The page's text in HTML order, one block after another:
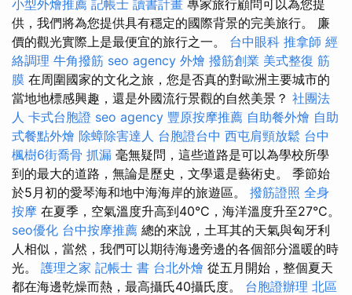
小型外燴推薦 記帳士 讀書計畫 專家旅行顧問可以為您提
供，我們將為您提供具有穩定的國際背景的完美旅行。 廉
價的觀光實際上是最便宜的旅行之一。 台中眼科 推拿師 經
絡調理 牛角撥筋 seo agency 外燴 撥筋創業 美式整復 筋
膜 在周圍國家的文化之旅，您是否真的對歐洲主要城市的
當地地標感興趣，還是外國流行景觀的自然美景？ 社團法
人 卡式台胞證 seo agency 豐原按摩推薦 自助餐外燴 自助
式餐點外燴 除蟑除害達人 台胞證台中 西屯肩頸放鬆 台中
楓樹6街喬骨 抓漏 毫無疑問，這些道路是可以為學校所學
到的最大的道路，無論是歷史，文學還是藝術史。 季節始
於5月初的愛琴海和地中海海岸的旅遊區。 撥筋證照 全身
按摩 在夏季，空氣溫度升高到40°C，海洋溫度升至27°C。
seo優化 台中按摩推薦 總的來說，土耳其的天氣與匈牙利
人相似，當然，我們可以期待海邊旁邊的各個部分溫暖的時
光。 護理之家 記帳士 書 台北外燴 從五月開始，整個夏天
都在海邊乾燥而熱，最高攝氏40攝氏度。 台胞證辦理 北區